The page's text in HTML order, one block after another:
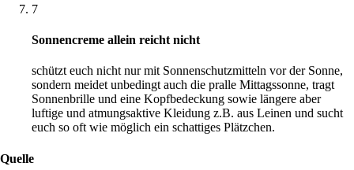
7
Sonnencreme allein reicht nicht
schützt euch nicht nur mit Sonnenschutzmitteln vor der Sonne,
sondern meidet unbedingt auch die pralle Mittagssonne, tragt
Sonnenbrille und eine Kopfbedeckung sowie längere aber
luftige und atmungsaktive Kleidung z.B. aus Leinen und sucht
euch so oft wie möglich ein schattiges Plätzchen.
Quelle